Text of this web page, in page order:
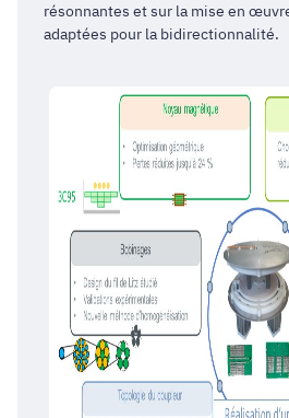
résonnantes et sur la mise en
adaptées pour la bidirectionnalité.